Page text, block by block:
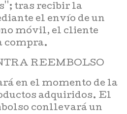
tras recibir la
el envío de un
móvil, el cliente
compra.
REEMBOLSO
en el momento de la
adquiridos. El
conllevará un